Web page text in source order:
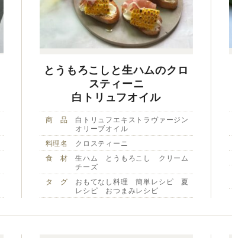
とうもろこしと生ハムのクロ
スティーニ
白トリュフオイル
商 品
白トリュフエキストラヴァージン
オリーブオイル
料理名
クロスティーニ
食 材
生ハム とうもろこし クリーム
チーズ
タ グ
おもてなし料理 簡単レシピ 夏
レシピ おつまみレシピ